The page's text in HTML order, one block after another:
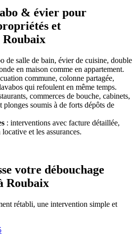
& évier pour
et
Roubaix
de salle de bain, évier de cuisine, double
en maison comme en appartement.
commune, colonne partagée,
qui refoulent en même temps.
commerces de bouche, cabinets,
soumis à de forts dépôts de
: interventions avec facture détaillée,
et les assurances.
votre débouchage
Roubaix
rétabli, une intervention simple et